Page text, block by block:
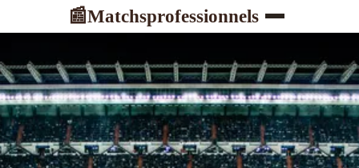
📰Matchsprofessionnels